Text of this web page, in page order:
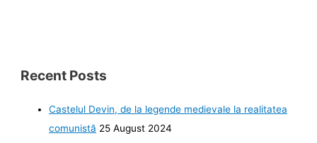
Recent Posts
Castelul Devin, de la legende medievale la realitatea
comunistă 25 August 2024